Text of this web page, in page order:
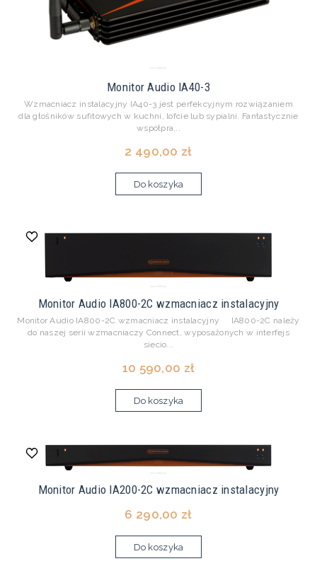
Monitor Audio IA40-3
Wzmacniacz instalacyjny IA40-3 jest perfekcyjnym rozwiązaniem
dla głośników sufitowych w kuchni, lofcie lub sypialni. Fantastycznie
współpra...
2 490,00 zł
Do koszyka
Monitor Audio IA800-2C wzmacniacz instalacyjny
Monitor Audio IA800-2C wzmacniacz instalacyjny IA800-2C należy
do naszej serii wzmacniaczy Connect, wyposażonych w interfejs
siecio...
10 590,00 zł
Do koszyka
Monitor Audio IA200-2C wzmacniacz instalacyjny
6 290,00 zł
Do koszyka